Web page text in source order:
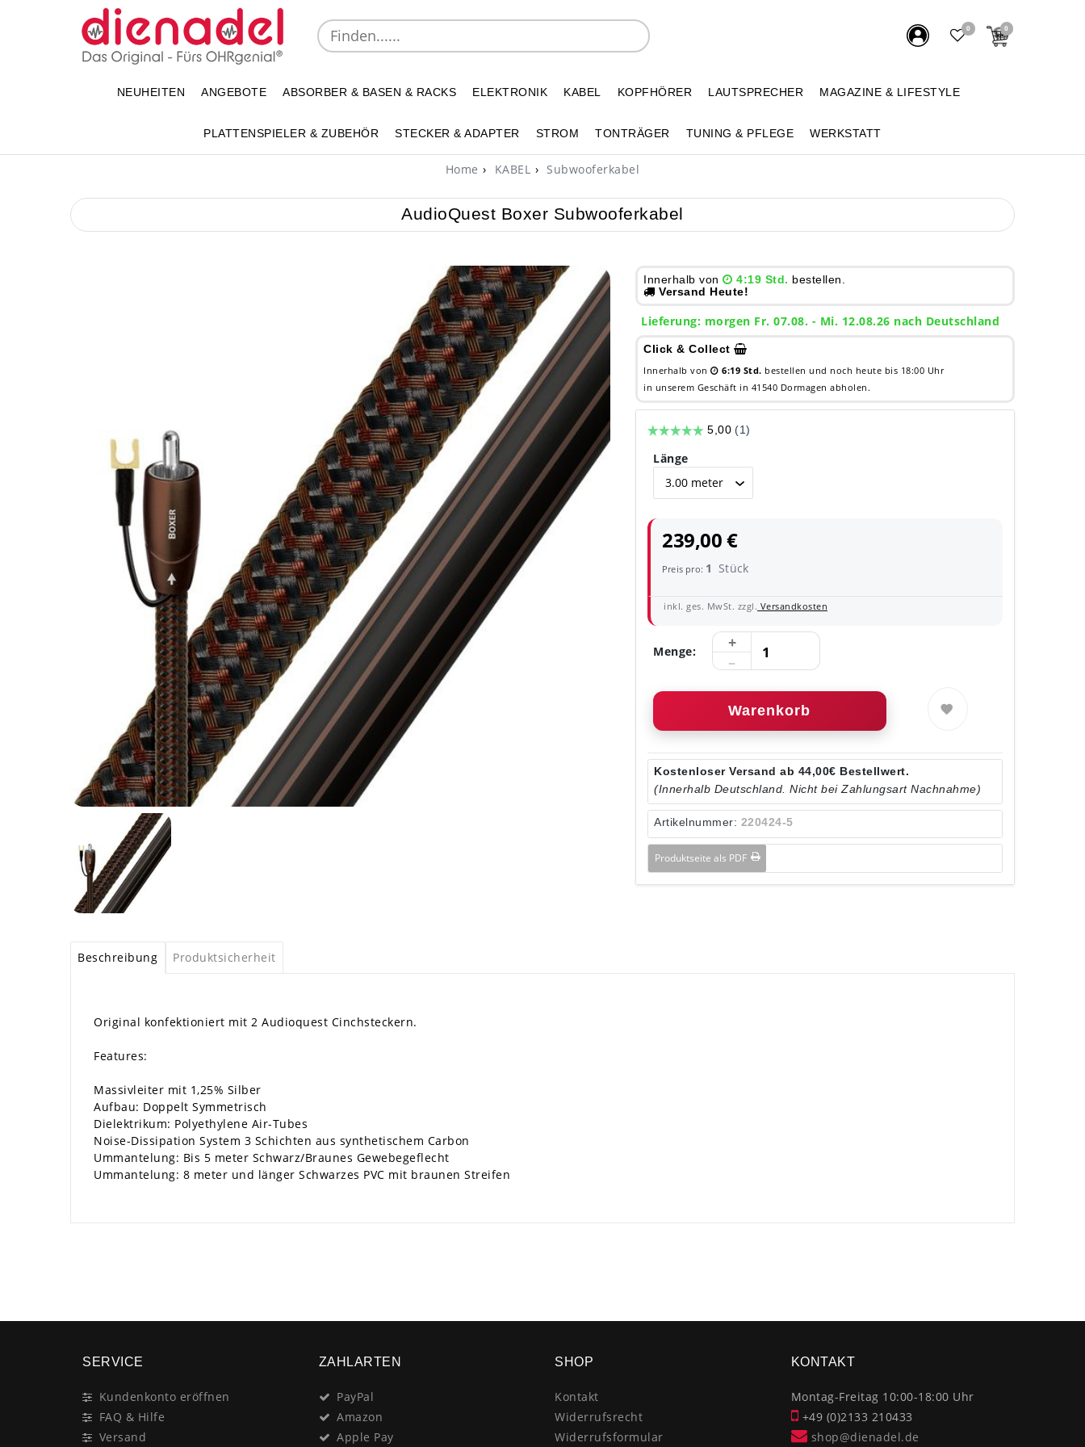
0 0
NEUHEITEN ANGEBOTE ABSORBER & BASEN & RACKS ELEKTRONIK KABEL KOPFHÖRER LAUTSPRECHER MAGAZINE & LIFESTYLE
PLATTENSPIELER & ZUBEHÖR STECKER & ADAPTER STROM TONTRÄGER TUNING & PFLEGE WERKSTATT
Home KABEL Subwooferkabel
AudioQuest Boxer Subwooferkabel
Innerhalb von 4:19 Std. bestellen.
Versand Heute!
Lieferung: morgen Fr. 07.08. - Mi. 12.08.26 nach Deutschland
Click & Collect
Innerhalb von 6:19 Std. bestellen und noch heute bis 18:00 Uhr
in unserem Geschäft in 41540 Dormagen abholen.
Länge
239,00 €
Preis pro: 1 Stück
inkl. ges. MwSt. zzgl. Versandkosten
Menge:
Warenkorb
Kostenloser Versand ab 44,00€ Bestellwert.
(Innerhalb Deutschland. Nicht bei Zahlungsart Nachnahme)
Artikelnummer: 220424-5
Produktseite als PDF
Beschreibung Produktsicherheit
Original konfektioniert mit 2 Audioquest Cinchsteckern.
Features:
Massivleiter mit 1,25% Silber
Aufbau: Doppelt Symmetrisch
Dielektrikum: Polyethylene Air-Tubes
Noise-Dissipation System 3 Schichten aus synthetischem Carbon
Ummantelung: Bis 5 meter Schwarz/Braunes Gewebegeflecht
Ummantelung: 8 meter und länger Schwarzes PVC mit braunen Streifen
SERVICE
Kundenkonto eröffnen
FAQ & Hilfe
Versand
ZAHLARTEN
PayPal
Amazon
Apple Pay
SHOP
Kontakt
Widerrufsrecht
Widerrufsformular
KONTAKT
Montag-Freitag 10:00-18:00 Uhr
+49 (0)2133 210433
shop@dienadel.de